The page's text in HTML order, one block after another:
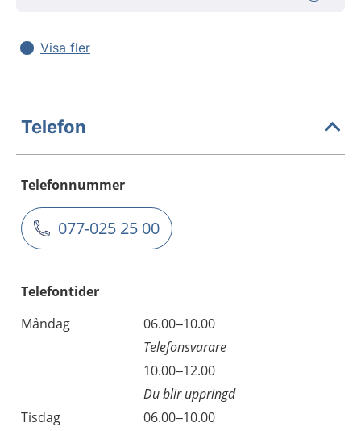
Visa fler
Telefon
Telefonnummer
077-025 25 00
Telefontider
Måndag
06.00–10.00
Telefonsvarare
10.00–12.00
Du blir uppringd
Tisdag
06.00–10.00